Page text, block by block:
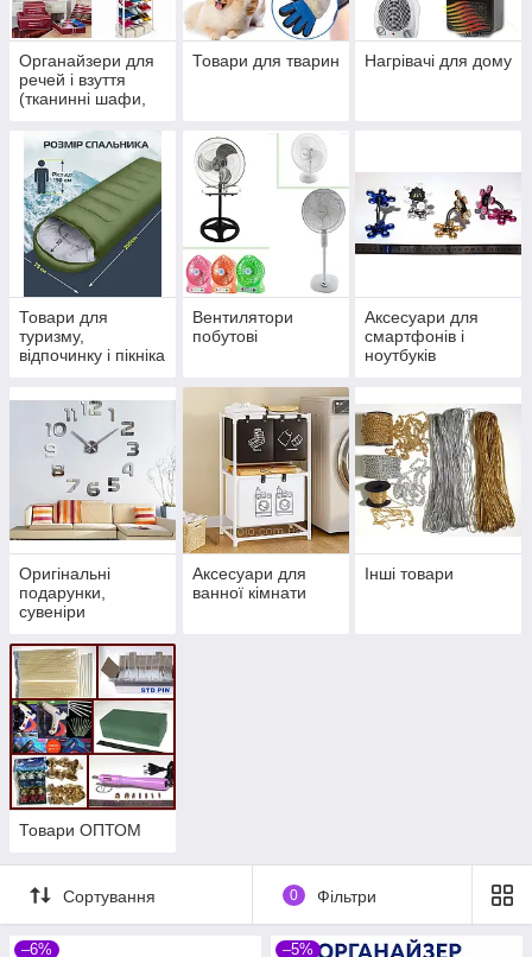
Органайзери для
речей і взуття
(тканинні шафи,
Товари для тварин Нагрівачі для дому
Товари для
туризму,
відпочинку і пікніка
Вентилятори
побутові
Аксесуари для
смартфонів і
ноутбуків
Оригінальні
подарунки,
сувеніри
Аксесуари для
ванної кімнати
Інші товари
Товари ОПТОМ
Сортування 0 Фільтри
–6% –5%